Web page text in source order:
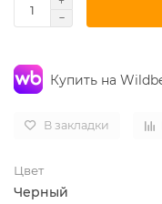
Купить на
В закладки
Цвет
Черный